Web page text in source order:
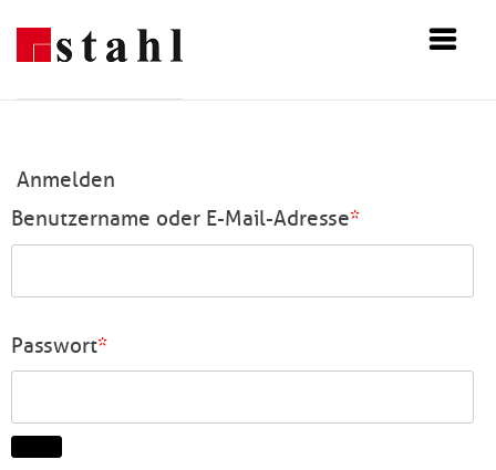
Inhalt
Anmelden
Benutzername oder E-Mail-Adresse*Erforderlich
Passwort*Erforderlich